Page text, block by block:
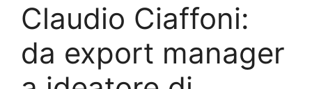
Claudio Ciaffoni:
da export manager